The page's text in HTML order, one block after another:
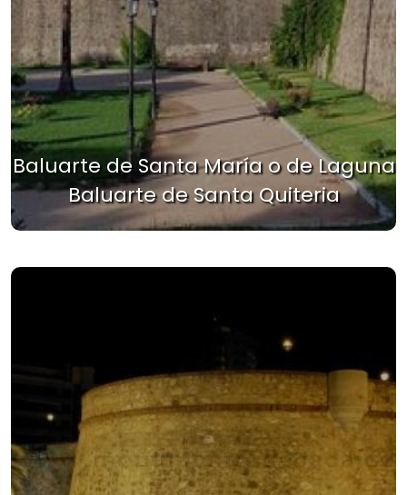
Baluarte de Santa María o de Laguna
Baluarte de Santa Quiteria